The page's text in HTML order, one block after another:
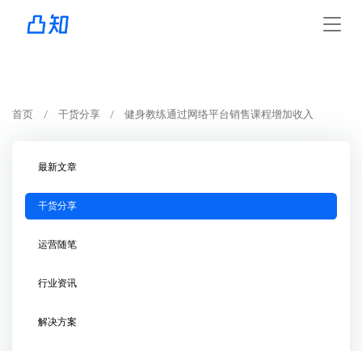
首页 干货分享 健身教练通过网络平台销售课程增加收入
最新文章
干货分享
运营随笔
行业资讯
解决方案